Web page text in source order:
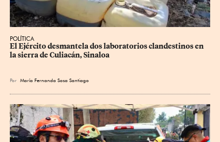
POLÍTICA
El Ejército desmantela dos laboratorios clandestinos en
la sierra de Culiacán, Sinaloa
Por María Fernanda Sosa Santiago